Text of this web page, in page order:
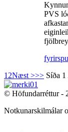
PVS
1 2Næst >>> Síða 1
© Höfundarréttur -
Notkunarskilmálar